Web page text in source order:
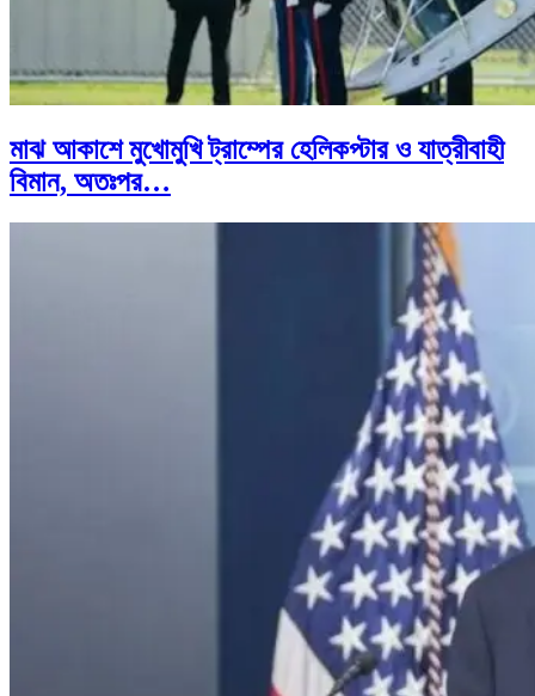
মাঝ আকাশে মুখোমুখি ট্রাম্পের হেলিকপ্টার ও যাত্রীবাহী
বিমান, অতঃপর…